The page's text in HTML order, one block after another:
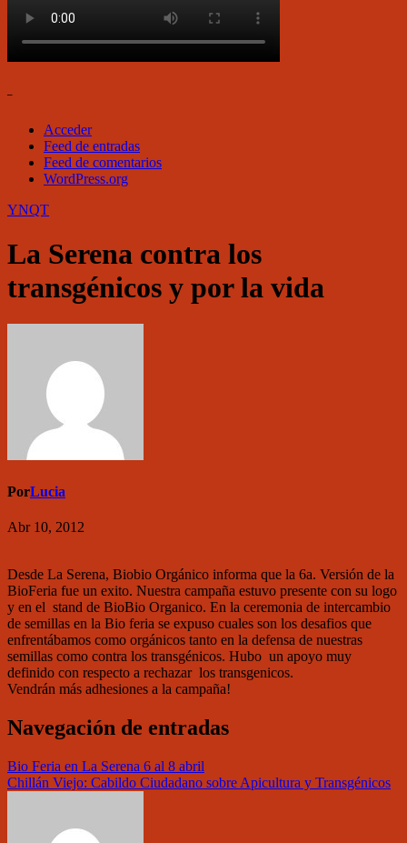
–
Acceder
Feed de entradas
Feed de comentarios
WordPress.org
YNQT
La Serena contra los
transgénicos y por la vida
PorLucia
Abr 10, 2012
Desde La Serena, Biobio Orgánico informa que la 6a. Versión de la
BioFeria fue un exito. Nuestra campaña estuvo presente con su logo
y en el stand de BioBio Organico. En la ceremonia de intercambio
de semillas en la Bio feria se expuso cuales son los desafios que
enfrentábamos como orgánicos tanto en la defensa de nuestras
semillas como contra los transgénicos. Hubo un apoyo muy
definido con respecto a rechazar los transgenicos.
Vendrán más adhesiones a la campaña!
Navegación de entradas
Bio Feria en La Serena 6 al 8 abril
Chillán Viejo: Cabildo Ciudadano sobre Apicultura y Transgénicos